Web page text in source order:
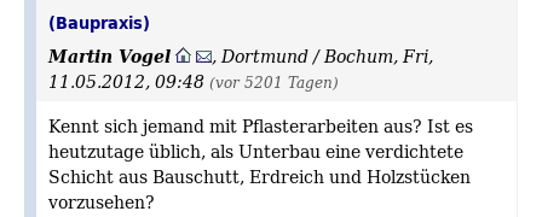
(Baupraxis)
Martin Vogel ,Dortmund / Bochum,Fri,
11.05.2012, 09:48 (vor 5201 Tagen)
Kennt sich jemand mit Pflasterarbeiten aus? Ist es
heutzutage üblich, als Unterbau eine verdichtete
Schicht aus Bauschutt, Erdreich und Holzstücken
vorzusehen?